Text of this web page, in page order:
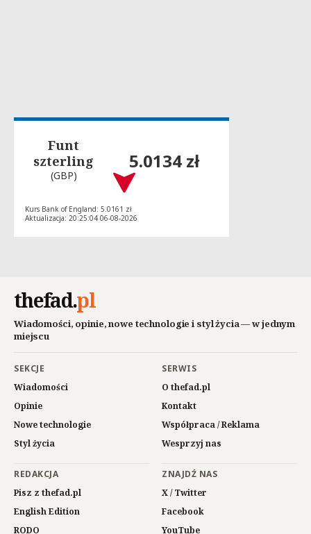
Funt
szterling
(GBP)
5.0134 zł
Kurs Bank of England: 5.0161 zł
Aktualizacja: 20:25:04 06-08-2026
thefad.pl
Wiadomości, opinie, nowe technologie i styl życia — w jednym
miejscu
SEKCJE
Wiadomości
Opinie
Nowe technologie
Styl życia
SERWIS
O thefad.pl
Kontakt
Współpraca / Reklama
Wesprzyj nas
REDAKCJA
Pisz z thefad.pl
English Edition
RODO
ZNAJDŹ NAS
X / Twitter
Facebook
YouTube